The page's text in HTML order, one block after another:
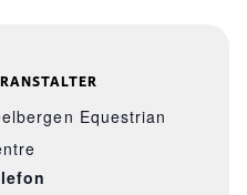
Equestrian